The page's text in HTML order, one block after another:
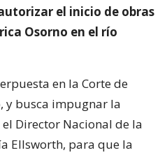
el inicio de obras
Osorno en el río
en la Corte de
y busca impugnar la
Director Nacional de la
Ellsworth, para que la